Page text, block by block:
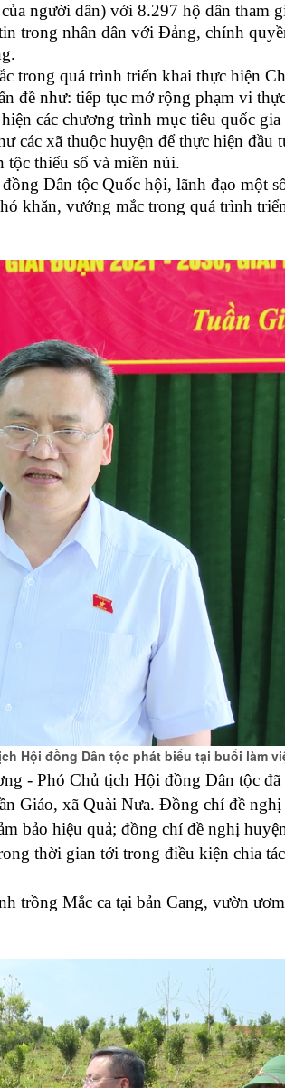
người dân) với 8.297 hộ dân tham
trong nhân dân với Đảng, chính
trong quá trình triển khai thực hiện
đề như: tiếp tục mở rộng phạm vi
các chương trình mục tiêu quốc
các xã thuộc huyện để thực hiện đầu
tộc thiểu số và miền núi.
Dân tộc Quốc hội, lãnh đạo một
khăn, vướng mắc trong quá trình
Hội đồng Dân tộc phát biểu tại buổi làm
- Phó Chủ tịch Hội đồng Dân tộc
Giáo, xã Quài Nưa. Đồng chí đề
bảo hiệu quả; đồng chí đề nghị
thời gian tới trong điều kiện chia
trồng Mắc ca tại bản Cang, vườn